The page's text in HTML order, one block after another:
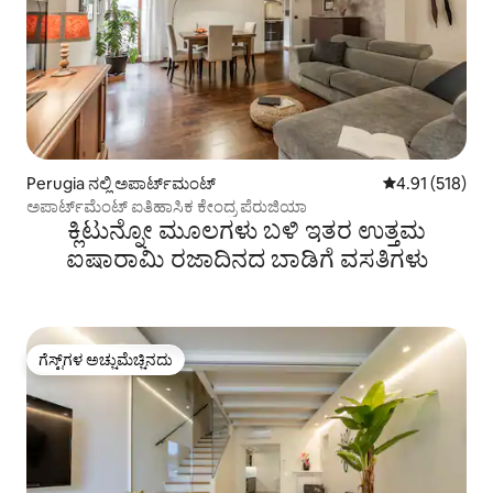
Perugia ನಲ್ಲಿ ಅಪಾರ್ಟ್‌ಮಂಟ್ 5 ರಲ್ಲಿ 4.91
4.91 (518)
ಅಪಾರ್ಟ್‌ಮೆಂಟ್ ಐತಿಹಾಸಿಕ ಕೇಂದ್ರ ಪೆರುಜಿಯಾ
ಕ್ಲಿಟುನ್ನೋ ಮೂಲಗಳು ಬಳಿ ಇತರ ಉತ್ತಮ
ಐಷಾರಾಮಿ ರಜಾದಿನದ ಬಾಡಿಗೆ ವಸತಿಗಳು
ಗೆಸ್ಟ್‌ಗಳ ಅಚ್ಚುಮೆಚ್ಚಿನದು
ಗೆಸ್ಟ್‌ಗಳ ಅಚ್ಚುಮೆಚ್ಚಿನದು